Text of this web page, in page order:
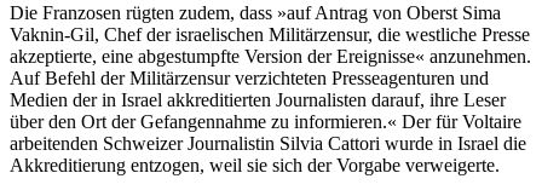
Die Franzosen rügten zudem, dass »auf Antrag von Oberst Sima
Vaknin-Gil, Chef der israelischen Militärzensur, die westliche Presse
akzeptierte, eine abgestumpfte Version der Ereignisse« anzunehmen.
Auf Befehl der Militärzensur verzichteten Presseagenturen und
Medien der in Israel akkreditierten Journalisten darauf, ihre Leser
über den Ort der Gefangennahme zu informieren.« Der für Voltaire
arbeitenden Schweizer Journalistin Silvia Cattori wurde in Israel die
Akkreditierung entzogen, weil sie sich der Vorgabe verweigerte.